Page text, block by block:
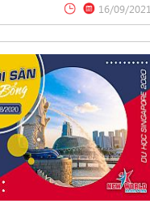
16/09/2021